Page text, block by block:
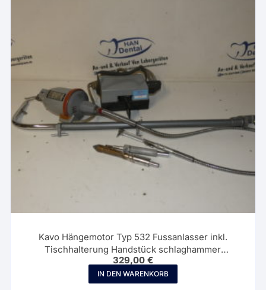
Kavo Hängemotor Typ 532 Fussanlasser inkl.
Tischhalterung Handstück schlaghammer
Winckelhandstück 00227
329,00 €
IN DEN WARENKORB